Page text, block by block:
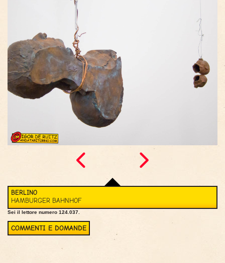
BERLINO
HAMBURGER BAHNHOF
Sei il lettore numero 124.037.
COMMENTI E DOMANDE